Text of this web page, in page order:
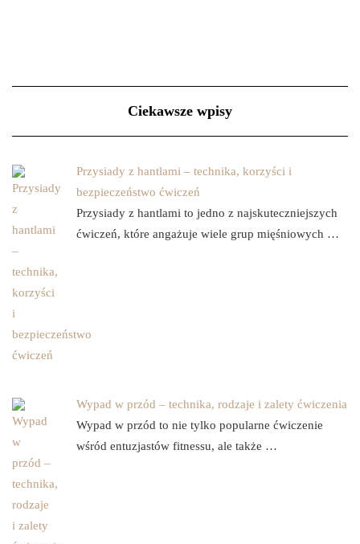
Ciekawsze wpisy
Przysiady z hantlami – technika, korzyści i
bezpieczeństwo ćwiczeń
Przysiady z hantlami to jedno z najskuteczniejszych
ćwiczeń, które angażuje wiele grup mięśniowych …
Wypad w przód – technika, rodzaje i zalety ćwiczenia
Wypad w przód to nie tylko popularne ćwiczenie
wśród entuzjastów fitnessu, ale także …